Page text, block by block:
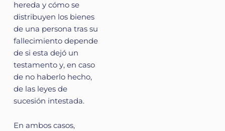
hereda y cómo se
distribuyen los bienes
de una persona tras su
fallecimiento depende
de si esta dejó un
testamento y, en caso
de no haberlo hecho,
de las leyes de
sucesión intestada.
En ambos casos,